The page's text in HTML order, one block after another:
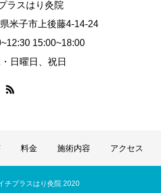
ラスはり灸院
米子市上後藤4-14-24
15:00~18:00
日曜日、祝日
料金 施術内容 アクセス
チプラスはり灸院 2020